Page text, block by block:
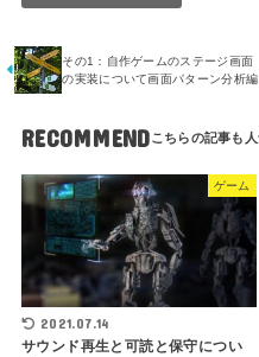
その1：自作ゲームのステージ画面
の実装について画面パターン分析編
RECOMMEND
ゲーム
2021.07.14
サウンド再生と可読と保守につい